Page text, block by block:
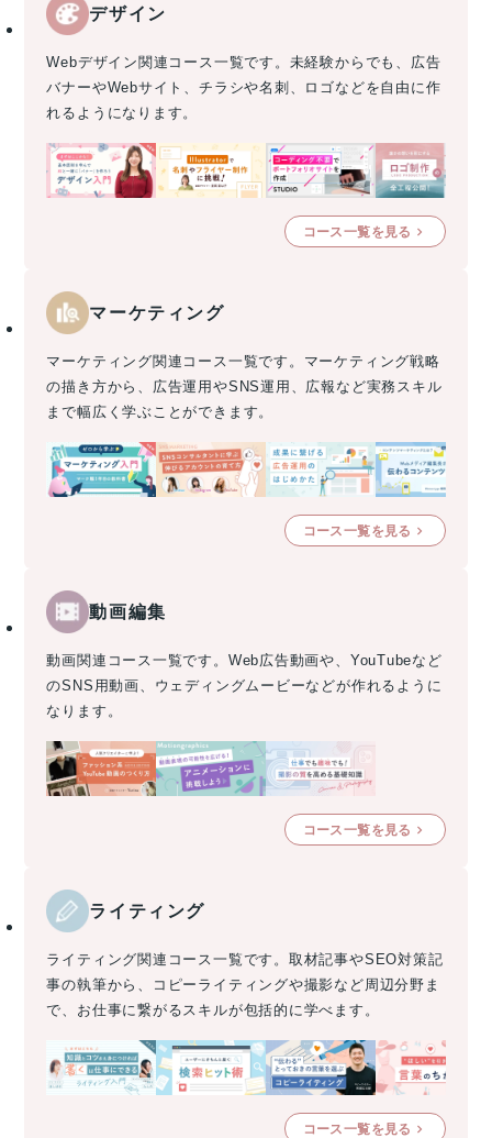
デザイン
Webデザイン関連コース一覧です。未経験からでも、広告
バナーやWebサイト、チラシや名刺、ロゴなどを自由に作
れるようになります。
コース一覧を見る
マーケティング
マーケティング関連コース一覧です。マーケティング戦略
の描き方から、広告運用やSNS運用、広報など実務スキル
まで幅広く学ぶことができます。
コース一覧を見る
動画編集
動画関連コース一覧です。Web広告動画や、YouTubeなど
のSNS用動画、ウェディングムービーなどが作れるように
なります。
コース一覧を見る
ライティング
ライティング関連コース一覧です。取材記事やSEO対策記
事の執筆から、コピーライティングや撮影など周辺分野ま
で、お仕事に繋がるスキルが包括的に学べます。
コース一覧を見る